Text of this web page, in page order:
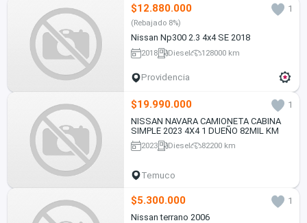
$12.880.000 1
(Rebajado 8%)
Nissan Np300 2.3 4x4 SE 2018
2018 Diesel 128000 km
Providencia
$19.990.000
1
NISSAN NAVARA CAMIONETA CABINA
SIMPLE 2023 4X4 1 DUEÑO 82MIL KM
2023 Diesel 82200 km
Temuco
$5.300.000
1
Nissan terrano 2006